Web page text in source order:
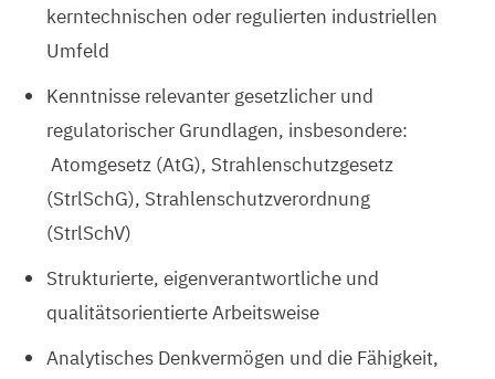
kerntechnischen oder regulierten industriellen
Umfeld
Kenntnisse relevanter gesetzlicher und
regulatorischer Grundlagen, insbesondere:
Atomgesetz (AtG), Strahlenschutzgesetz
(StrlSchG), Strahlenschutzverordnung
(StrlSchV)
Strukturierte, eigenverantwortliche und
qualitätsorientierte Arbeitsweise
Analytisches Denkvermögen und die Fähigkeit,